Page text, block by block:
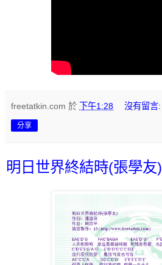
freetatkin.com 於 下午1:28 沒有留言:
分享
明日世界終結時(張學友)